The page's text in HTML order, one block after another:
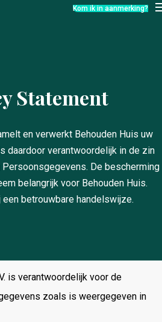
Kom ik in aanmerking?
Statement
en verwerkt Behouden Huis uw
daardoor verantwoordelijk in de zin
De bescherming
belangrijk voor Behouden Huis.
een betrouwbare handelswijze.
is verantwoordelijk voor de
zoals is weergegeven in